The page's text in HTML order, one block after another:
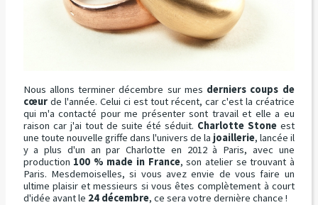
Nous allons terminer décembre sur mes derniers coups de
cœurde l'année. Celui ci est tout récent, car c'est la créatrice
qui m'a contacté pour me présenter sont travail et elle a eu
raison car j'ai tout de suite été séduit. Charlotte Stoneest
une toute nouvelle griffe dans l'univers de la joaillerie, lancée il
y a plus d'un an par Charlotte en 2012 à Paris, avec une
production 100 % made in France, son atelier se trouvant à
Paris. Mesdemoiselles, si vous avez envie de vous faire un
ultime plaisir et messieurs si vous êtes complètement à court
d'idée avant le 24 décembre, ce sera votre dernière chance !